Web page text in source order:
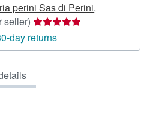
perini Sas di Perini,
seller) Seller
rating
5
5
day returns